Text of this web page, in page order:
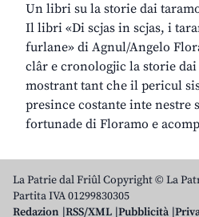
Un libri su la storie dai
Il libri «Di scjas in scjas, i
furlane» di Agnul/Angelo
clâr e cronologjic la storie
mostrant tant che il pericul
presince costante inte nestre
fortunade di Floramo e
La Patrie dal Friûl Copyright © La
Partita IVA 01299830305
Redazion RSS/XML Pubblicità